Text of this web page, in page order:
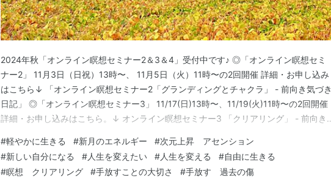
2024年秋「オンライン瞑想セミナー2＆3＆4」受付中です♪ ◎「オンライン瞑想セミ
ナー2」 11月3日（日祝）13時〜、 11月5日（火）11時〜の2回開催 詳細・お申し込み
はこちら↓ 「オンライン瞑想セミナー2「グランディングとチャクラ」 - 前向き気づき
日記」 ◎「オンライン瞑想セミナー3」 11/17(日)13時〜、11/19(火)11時〜の2回開催
詳細・お申し込みはこちら。↓ オンライン瞑想セミナー3 「クリアリング」 - 前向き
催 詳細・お申し込みはこちら。↓ オンライン瞑想セミナー…
#軽やかに生きる #新月のエネルギー #次元上昇 アセンション
#新しい自分になる #人生を変えたい #人生を変える #自由に生きる
#瞑想 クリアリング #手放すことの大切さ #手放す 過去の傷